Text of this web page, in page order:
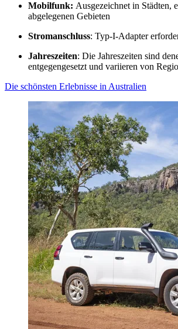
Mobilfunk: Ausgezeichnet in Städten,
abgelegenen Gebieten
Stromanschluss: Typ-I-Adapter
Jahreszeiten: Die Jahreszeiten sind
entgegengesetzt und variieren von
Die schönsten Erlebnisse in Australien